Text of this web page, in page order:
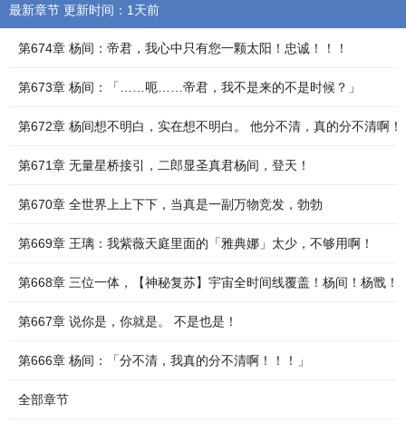
最新章节 更新时间：1天前
第674章 杨间：帝君，我心中只有您一颗太阳！忠诚！！！
第673章 杨间：「……呃……帝君，我不是来的不是时候？」
第672章 杨间想不明白，实在想不明白。 他分不清，真的分不清啊！
第671章 无量星桥接引，二郎显圣真君杨间，登天！
第670章 全世界上上下下，当真是一副万物竞发，勃勃
第669章 王璃：我紫薇天庭里面的「雅典娜」太少，不够用啊！
第668章 三位一体，【神秘复苏】宇宙全时间线覆盖！杨间！杨戬！
第667章 说你是，你就是。 不是也是！
第666章 杨间：「分不清，我真的分不清啊！！！」
全部章节